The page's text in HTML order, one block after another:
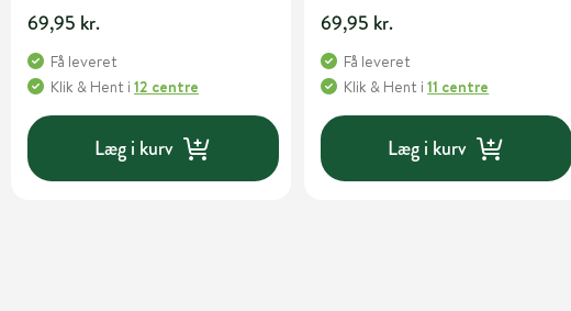
69,95 kr.
Få leveret
Klik & Hent i 12 centre
Læg i kurv
69,95 kr.
Få leveret
Klik & Hent i11 centre
Læg i kurv